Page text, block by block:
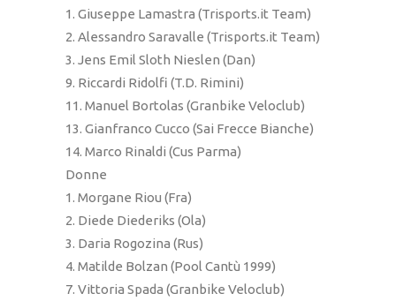
1. Giuseppe Lamastra (Trisports.it Team)
2. Alessandro Saravalle (Trisports.it Team)
3. Jens Emil Sloth Nieslen (Dan)
9. Riccardi Ridolfi (T.D. Rimini)
11. Manuel Bortolas (Granbike Veloclub)
13. Gianfranco Cucco (Sai Frecce Bianche)
14. Marco Rinaldi (Cus Parma)
Donne
1. Morgane Riou (Fra)
2. Diede Diederiks (Ola)
3. Daria Rogozina (Rus)
4. Matilde Bolzan (Pool Cantù 1999)
7. Vittoria Spada (Granbike Veloclub)